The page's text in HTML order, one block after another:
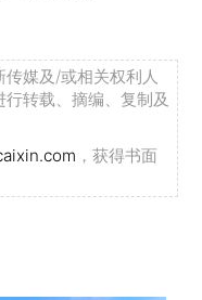
媒及/或相关权利人
转载、摘编、复制及
，获得书面